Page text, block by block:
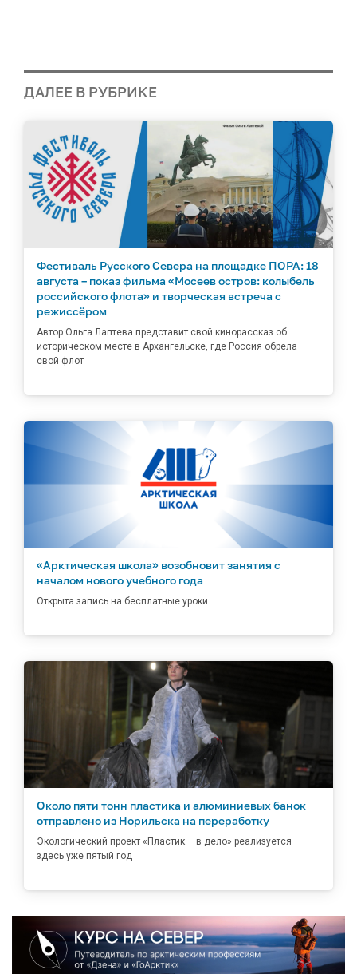
ДАЛЕЕ В РУБРИКЕ
Фестиваль Русского Севера на площадке ПОРА: 18
августа – показ фильма «Мосеев остров: колыбель
российского флота» и творческая встреча с
режиссёром
Автор Ольга Лаптева представит свой кинорассказ об
историческом месте в Архангельске, где Россия обрела
свой флот
«Арктическая школа» возобновит занятия с
началом нового учебного года
Открыта запись на бесплатные уроки
Около пяти тонн пластика и алюминиевых банок
отправлено из Норильска на переработку
Экологический проект «Пластик – в дело» реализуется
здесь уже пятый год